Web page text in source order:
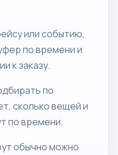
или событию,
по времени и
к заказу.
по
сколько вещей и
по времени.
обычно можно